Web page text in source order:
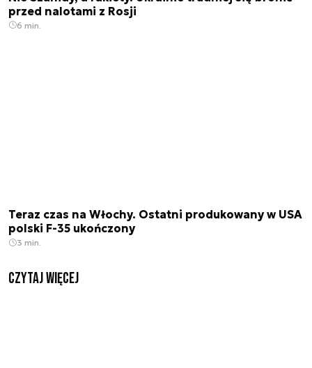
przed nalotami z Rosji
6 min.
Teraz czas na Włochy. Ostatni produkowany w USA
polski F-35 ukończony
3 min.
czytaj więcej